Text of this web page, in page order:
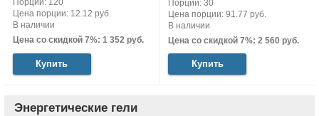
Цена порции: 12.12 руб.
В наличии
Цена со скидкой 7%: 1 352 руб.
Купить
Порций: 30
Цена порции: 91.77 руб.
В наличии
Цена со скидкой 7%: 2 560 руб.
Купить
Энергетические гели